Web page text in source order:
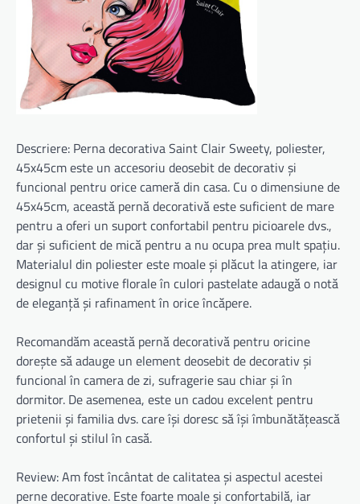
Descriere: Perna decorativa Saint Clair Sweety, poliester,
45x45cm este un accesoriu deosebit de decorativ și
funcional pentru orice cameră din casa. Cu o dimensiune de
45x45cm, această pernă decorativă este suficient de mare
pentru a oferi un suport confortabil pentru picioarele dvs.,
dar și suficient de mică pentru a nu ocupa prea mult spațiu.
Materialul din poliester este moale și plăcut la atingere, iar
designul cu motive florale în culori pastelate adaugă o notă
de eleganță și rafinament în orice încăpere.
Recomandăm această pernă decorativă pentru oricine
dorește să adauge un element deosebit de decorativ și
funcional în camera de zi, sufragerie sau chiar și în
dormitor. De asemenea, este un cadou excelent pentru
prietenii și familia dvs. care își doresc să își îmbunătățească
confortul și stilul în casă.
Review: Am fost încântat de calitatea și aspectul acestei
perne decorative. Este foarte moale și confortabilă, iar